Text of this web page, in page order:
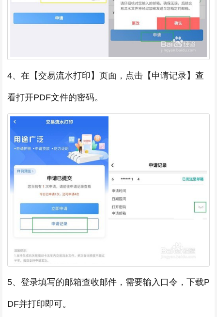
4、在【交易流水打印】页面，点击【申请记录】查
看打开PDF文件的密码。
5、登录填写的邮箱查收邮件，需要输入口令，下载P
DF并打印即可。